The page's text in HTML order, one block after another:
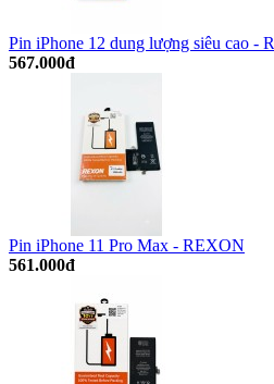
Pin iPhone 12 dung lượng siêu cao -
567.000đ
Pin iPhone 11 Pro Max - REXON
561.000đ